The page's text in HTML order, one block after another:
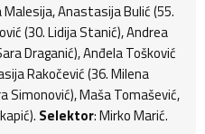
Malesija, Anastasija Bulić (55.
(30. Lidija Stanić), Andrea
Draganić), Anđela Tošković
Rakočević (36. Milena
Simonović), Maša Tomašević,
Selektor: Mirko Marić.